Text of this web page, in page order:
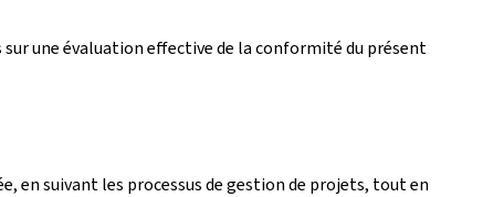
une évaluation effective de la conformité du présent
en suivant les processus de gestion de projets, tout en